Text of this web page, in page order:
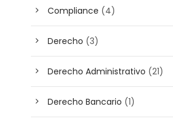
Compliance (4)
Derecho (3)
Derecho Administrativo (21)
Derecho Bancario (1)